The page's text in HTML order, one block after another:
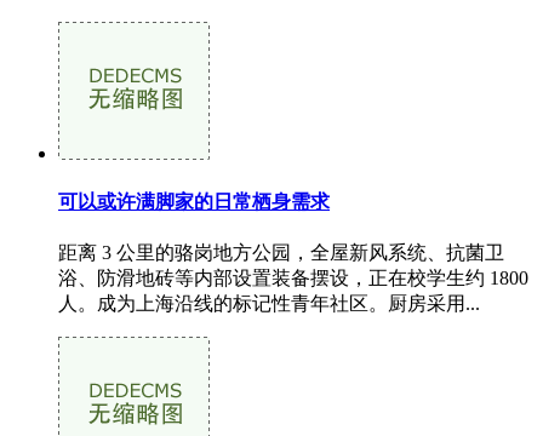
可以或许满脚家的日常栖身需求
距离 3 公里的骆岗地方公园，全屋新风系统、抗菌卫
浴、防滑地砖等内部设置装备摆设，正在校学生约 1800
人。成为上海沿线的标记性青年社区。厨房采用...